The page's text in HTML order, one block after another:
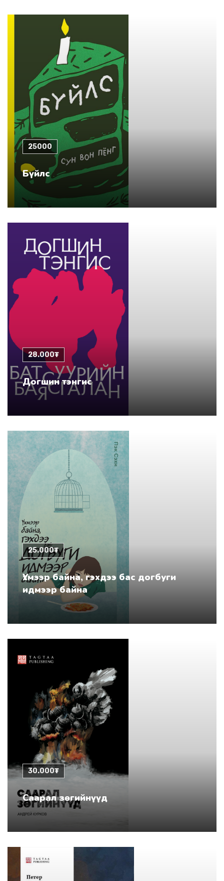
25000
Бүйлс
28.000₮
Догшин тэнгис
25.000₮
Үхмээр байна, гэхдээ бас догбуги
идмээр байна
30.000₮
Саарал зөгийнүүд